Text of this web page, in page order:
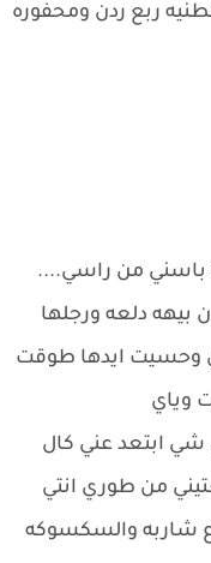
ربع ردن ومحفوره
باسني من راسي....
دلعه ورجلها
وحسيت ايدها طوقت
وياي
شي ابتعد عني كال
من طوري انتي
شاربه والسكسوكه